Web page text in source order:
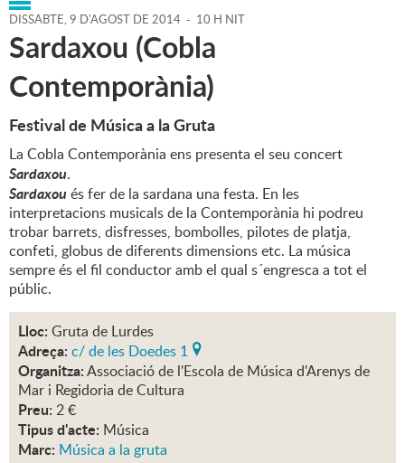
DISSABTE,9 D'AGOST DE 2014 - 10 H NIT
Sardaxou (Cobla
Contemporània)
Festival de Música a la Gruta
La Cobla Contemporània ens presenta el seu concert
Sardaxou.
Sardaxou és fer de la sardana una festa. En les
interpretacions musicals de la Contemporània hi podreu
trobar barrets, disfresses, bombolles, pilotes de platja,
confeti, globus de diferents dimensions etc. La música
sempre és el fil conductor amb el qual s´engresca a tot el
públic.
Lloc: Gruta de Lurdes
Adreça: c/ de les Doedes 1
Organitza:Associació de l'Escola de Música d'Arenys de
Mar i Regidoria de Cultura
Preu: 2 €
Tipus d'acte: Música
Marc: Música a la gruta